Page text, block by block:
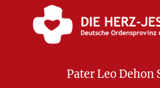
Pater Leo Dehon